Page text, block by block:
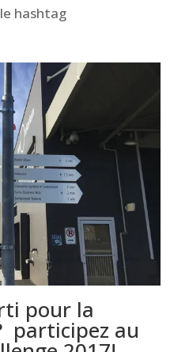
hashtag
pour la
participez au